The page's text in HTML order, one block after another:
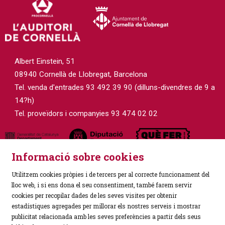
Albert Einstein, 51
08940 Cornellà de Llobregat, Barcelona
Tel. venda d'entrades 93 492 39 90 (dilluns-divendres de 9 a
14?h)
Tel. proveïdors i companyies 93 474 02 02
Sitemap | Avís Legal | Política de Privacitat
|
Informació sobre cookies
Utilitzem cookies pròpies i de tercers per al correcte funcionament del
lloc web, i si ens dona el seu consentiment, també farem servir
cookies per recopilar dades de les seves visites per obtenir
estadístiques agregades per millorar els nostres serveis i mostrar
publicitat relacionada amb les seves preferències a partir dels seus